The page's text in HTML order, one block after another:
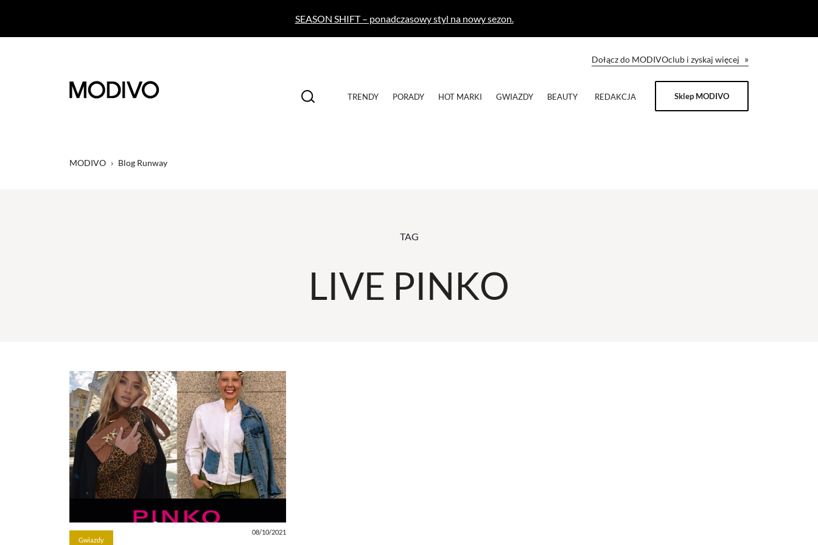
SEASON SHIFT – ponadczasowy styl na nowy sezon.
Dołącz do MODIVOclub i zyskaj więcej »
TRENDY PORADY HOT MARKI GWIAZDY BEAUTY REDAKCJA Sklep MODIVO
MODIVO › Blog Runway
TAG
LIVE PINKO
Gwiazdy
08/10/2021